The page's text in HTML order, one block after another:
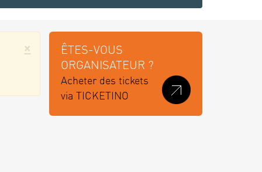
×
ÊTES-VOUS
ORGANISATEUR ?
Acheter des tickets
via TICKETINO